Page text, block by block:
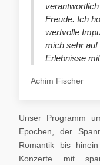
Freude. Ich
wertvolle
mich sehr
Erlebnisse
Achim Fischer
Unser Programm
Epochen, der
Romantik bis
Konzerte mit